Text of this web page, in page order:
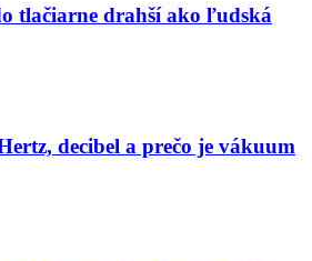
tlačiarne drahší ako ľudská
decibel a prečo je vákuum